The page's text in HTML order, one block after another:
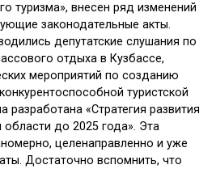
туризма», внесен ряд изменений
законодательные акты.
депутатские слушания по
отдыха в Кузбассе,
мероприятий по созданию
туристской
разработана «Стратегия развития
до 2025 года». Эта
целенаправленно и уже
Достаточно вспомнить, что